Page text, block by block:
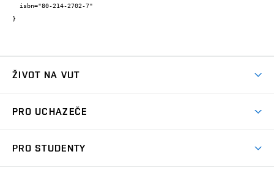
}
ŽIVOT NA VUT
Koleje
PRO UCHAZEČE
PRO STUDENTY